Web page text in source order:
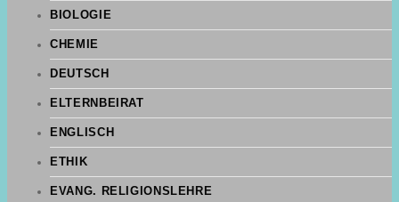
BIOLOGIE
CHEMIE
DEUTSCH
ELTERNBEIRAT
ENGLISCH
ETHIK
EVANG. RELIGIONSLEHRE